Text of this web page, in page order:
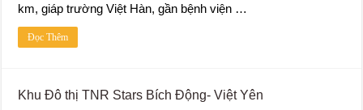
km, giáp trường Việt Hàn, gần bệnh viện …
Đọc Thêm
Khu Đô thị TNR Stars Bích Động- Việt Yên